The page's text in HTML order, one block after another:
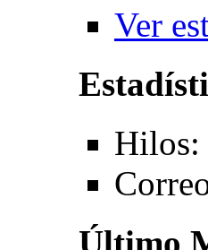
Ver
Hilos: